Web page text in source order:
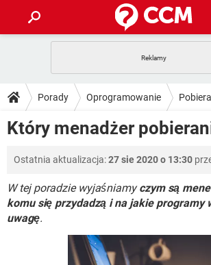
GRY WHATSAPP
SPOTIFY NETFLIX
PORADY
PlayStation TIKTOK
GRY WHATSAPP
SPOTIFY NETFLIX
INSTAGRAM
WINDOWS 10
DO POBRANIA
IOS NETFLIX
INSTAGRAM
FORUM
COVID-19
GRY WHATSAPP
FACEBOOK
ARTYKUŁY
COVID-19
WHATSAPP
Porady Oprogramowanie
Który menadżer
Ostatnia aktualizacja:27 sie 2020 o 13:30
W tej poradzie wyjaśniamyczym są
komu się przydadzą i na jakie programy
uwagę.